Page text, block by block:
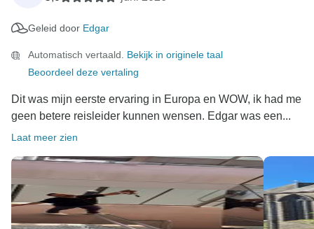
Geleid door Edgar
Automatisch vertaald. Bekijk in originele taal
Beoordeel deze vertaling
Dit was mijn eerste ervaring in Europa en WOW, ik had me
geen betere reisleider kunnen wensen. Edgar was een...
Laat meer zien